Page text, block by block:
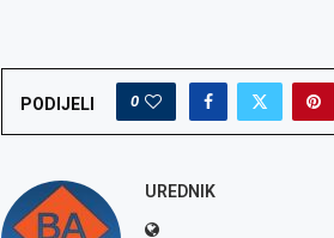
PODIJELI 0
UREDNIK